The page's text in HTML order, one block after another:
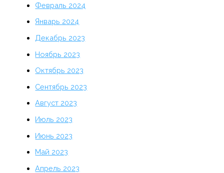
Февраль 2024
Январь 2024
Декабрь 2023
Ноябрь 2023
Октябрь 2023
Сентябрь 2023
Август 2023
Июль 2023
Июнь 2023
Май 2023
Апрель 2023